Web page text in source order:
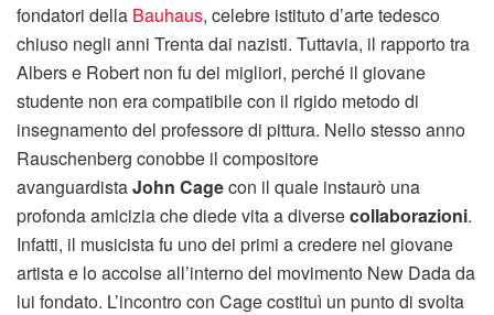
fondatori della Bauhaus, celebre istituto d’arte tedesco
chiuso negli anni Trenta dai nazisti. Tuttavia, il rapporto tra
Albers e Robert non fu dei migliori, perché il giovane
studente non era compatibile con il rigido metodo di
insegnamento del professore di pittura. Nello stesso anno
Rauschenberg conobbe il compositore
avanguardistaJohn Cagecon il quale instaurò una
profonda amicizia che diede vita a diversecollaborazioni.
Infatti, il musicista fu uno dei primi a credere nel giovane
artista e lo accolse all’interno del movimento New Dada da
lui fondato. L’incontro con Cage costituì un punto di svolta